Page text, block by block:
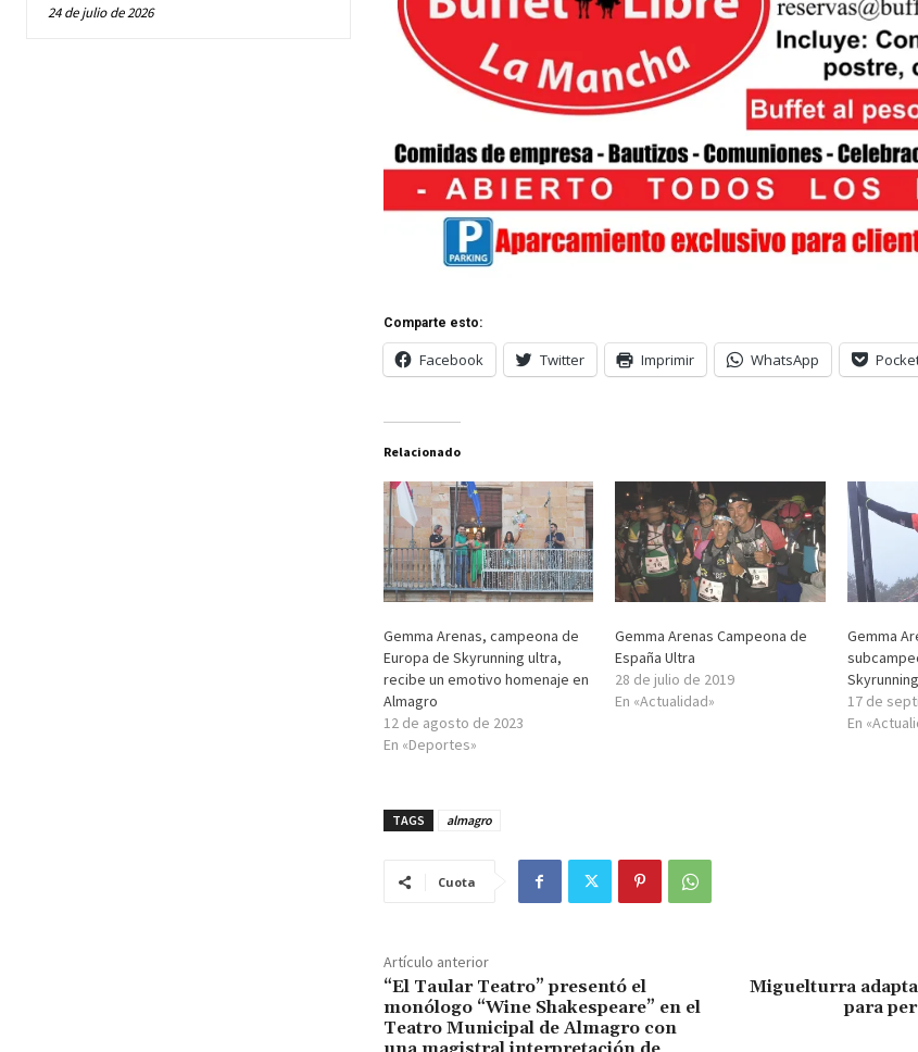
24 de julio de 2026
Comparte esto:
Facebook Twitter Imprimir WhatsApp
Relacionado
Gemma Arenas, campeona de
Europa de Skyrunning ultra,
recibe un emotivo homenaje en
Almagro
12 de agosto de 2023
En «Deportes»
Gemma Arenas Campeona de
España Ultra
28 de julio de 2019
En «Actualidad»
Gemma
17 de
En
TAGS almagro
Cuota
Artículo anterior
“El Taular Teatro” presentó el
monólogo “Wine Shakespeare” en el
Teatro Municipal de Almagro con
Miguelturra
para